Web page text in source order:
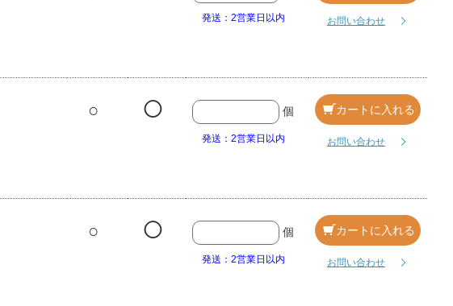
発送：2営業日以内 お問い合わせ
○ ◯ 個
発送：2営業日以内
カートに入れる
お問い合わせ
○ ◯ 個
発送：2営業日以内
カートに入れる
お問い合わせ